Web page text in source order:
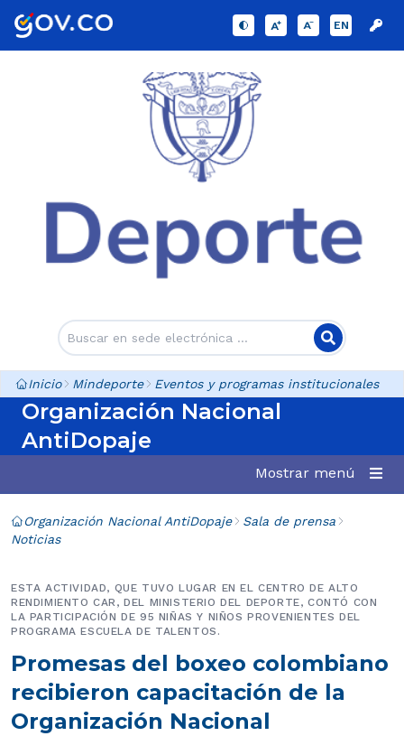
EN
Inicio Mindeporte Eventos y programas institucionales
Organización Nacional
AntiDopaje
Mostrar menú
Organización Nacional AntiDopaje
Sala de prensa
Noticias
Promesas del boxeo colombiano
recibieron capacitación de la
Organización Nacional
ESTA ACTIVIDAD, QUE TUVO LUGAR EN EL CENTRO DE ALTO
RENDIMIENTO CAR, DEL MINISTERIO DEL DEPORTE, CONTÓ CON
LA PARTICIPACIÓN DE 95 NIÑAS Y NIÑOS PROVENIENTES DEL
PROGRAMA ESCUELA DE TALENTOS.